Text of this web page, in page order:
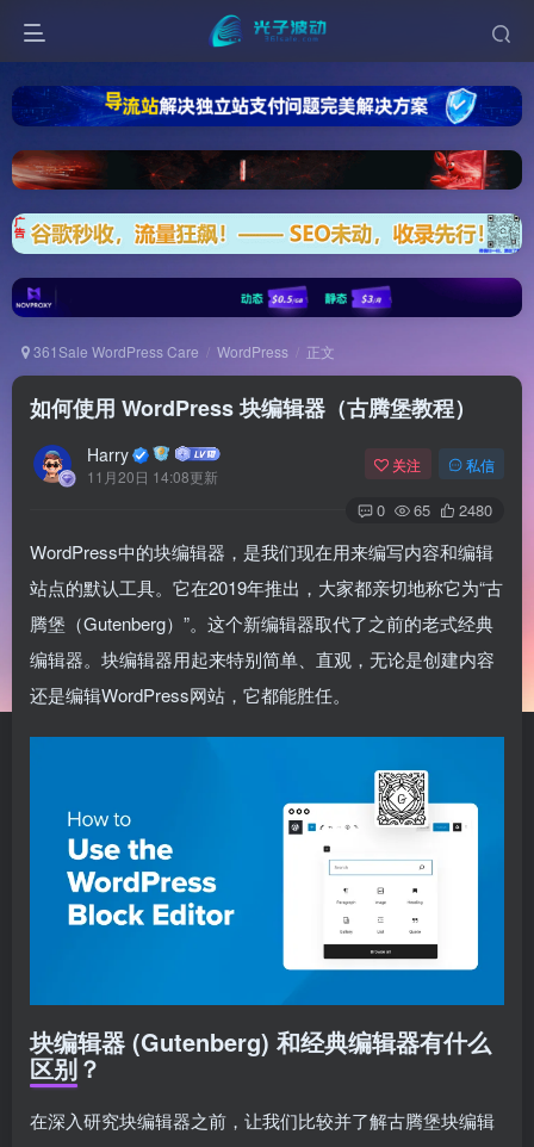
361Sale WordPress Care WordPress 正文
如何使用 WordPress 块编辑器（古腾堡教程）
Harry
11月20日 14:08更新
关注 私信
0 65 2480
WordPress中的块编辑器，是我们现在用来编写内容和编辑
站点的默认工具。它在2019年推出，大家都亲切地称它为“古
腾堡（Gutenberg）”。这个新编辑器取代了之前的老式经典
编辑器。块编辑器用起来特别简单、直观，无论是创建内容
还是编辑WordPress网站，它都能胜任。
块编辑器 (Gutenberg) 和经典编辑器有什么
区别？
在深入研究块编辑器之前，让我们比较并了解古腾堡块编辑